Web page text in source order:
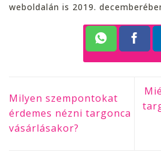
weboldalán is 2019.
Milyen szempontokat
érdemes nézni targonca
vásárlásakor?